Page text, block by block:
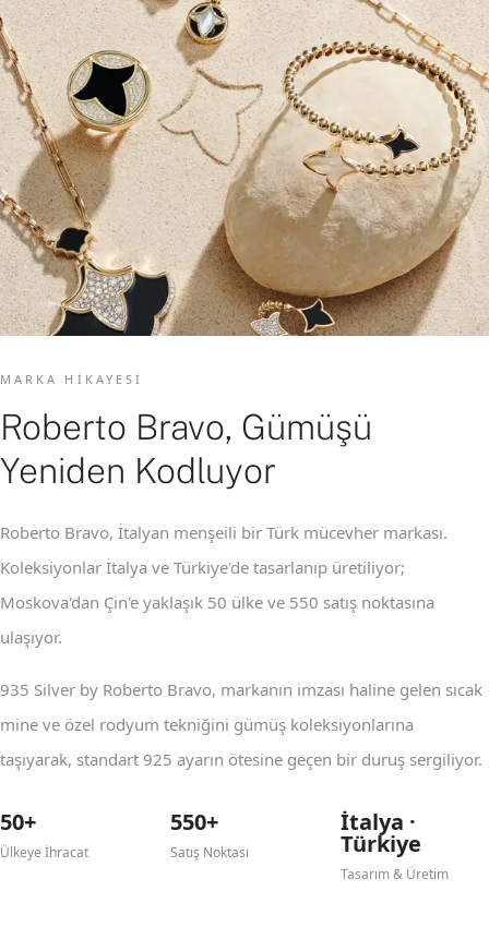
MARKA HIKAYESI
Roberto Bravo, Gümüşü
Yeniden Kodluyor
Roberto Bravo, İtalyan menşeili bir Türk mücevher markası.
Koleksiyonlar İtalya ve Türkiye'de tasarlanıp üretiliyor;
Moskova'dan Çin'e yaklaşık 50 ülke ve 550 satış noktasına
ulaşıyor.
935 Silver by Roberto Bravo, markanın imzası haline gelen sıcak
mine ve özel rodyum tekniğini gümüş koleksiyonlarına
taşıyarak, standart 925 ayarın ötesine geçen bir duruş sergiliyor.
50+
Ülkeye İhracat
550+
Satış Noktası
İtalya ·
Türkiye
Tasarım & Üretim